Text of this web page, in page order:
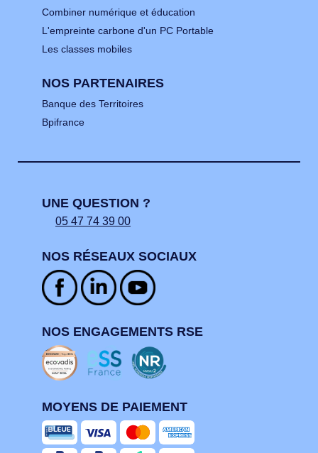
Combiner numérique et éducation
L'empreinte carbone d'un PC Portable
Les classes mobiles
NOS PARTENAIRES
Banque des Territoires
Bpifrance
UNE QUESTION ?
05 47 74 39 00
NOS RÉSEAUX SOCIAUX
NOS ENGAGEMENTS RSE
MOYENS DE PAIEMENT